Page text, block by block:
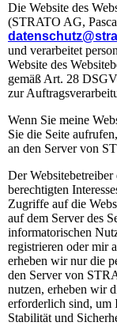
Die Website des
(STRATO AG,
und verarbeitet
Website des
gemäß Art. 28
zur
Wenn Sie meine
Sie die Seite
an den Server von
Der
berechtigten
Zugriffe auf die
auf dem Server des
informatorischen
registrieren oder mir
erheben wir nur die
den Server von
nutzen, erheben wir
erforderlich sind, um
Stabilität und